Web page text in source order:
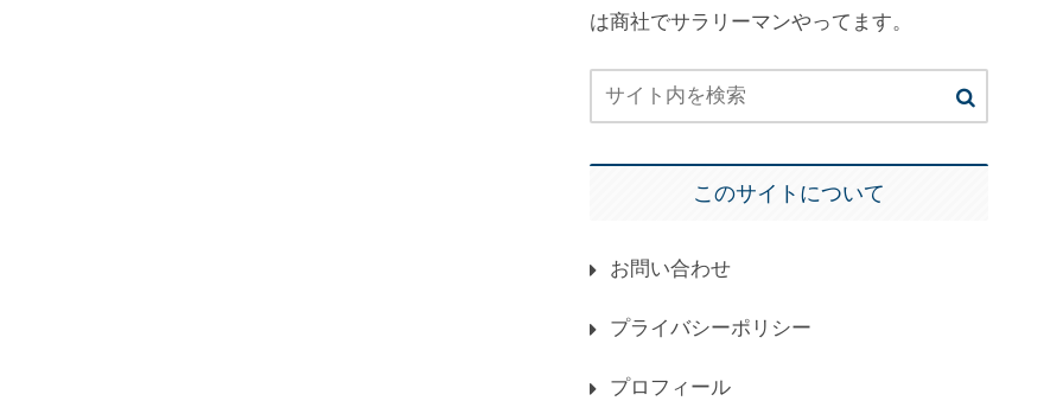
は商社でサラリーマンやってます。
このサイトについて
お問い合わせ
プライバシーポリシー
プロフィール